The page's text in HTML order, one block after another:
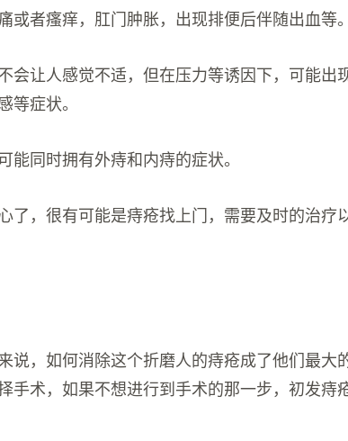
或者瘙痒，肛门肿胀，出现排便后伴随出血等。
会让人感觉不适，但在压力等诱因下，可能出
等症状。
能同时拥有外痔和内痔的症状。
了，很有可能是痔疮找上门，需要及时的治疗
说，如何消除这个折磨人的痔疮成了他们最大
手术，如果不想进行到手术的那一步，初发痔